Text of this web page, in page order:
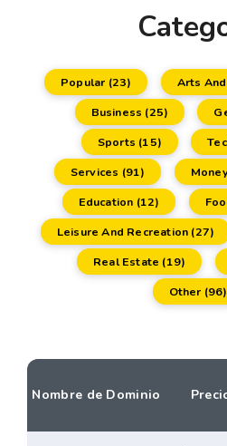
Popular (23)
Arts
Business (25)
Sports (15)
Services (91)
Education (12)
Leisure And Recreation (27)
Real Estate (19)
Other (96)
Nombre de Dominio